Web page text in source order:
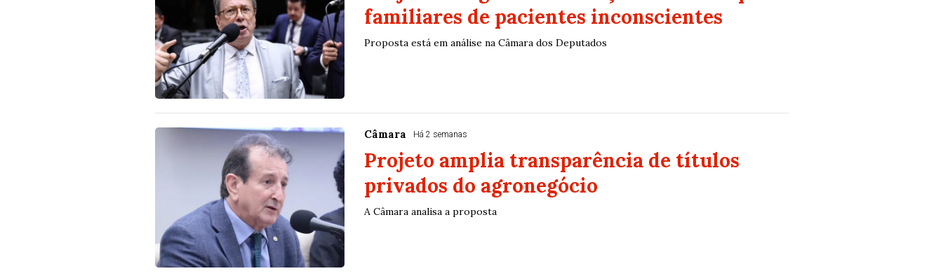
familiares de pacientes inconscientes
Proposta está em análise na Câmara dos Deputados
Câmara Há 2 semanas
Projeto amplia transparência de títulos
privados do agronegócio
A Câmara analisa a proposta